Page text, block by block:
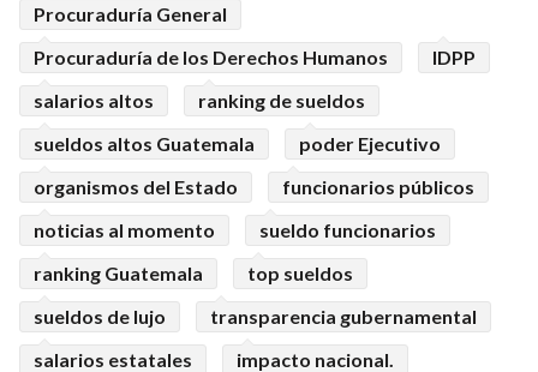
Procuraduría General
Procuraduría de los Derechos Humanos
IDPP
salarios altos
ranking de sueldos
sueldos altos Guatemala
poder Ejecutivo
organismos del Estado
funcionarios públicos
noticias al momento
sueldo funcionarios
ranking Guatemala
top sueldos
sueldos de lujo
transparencia gubernamental
salarios estatales
impacto nacional.